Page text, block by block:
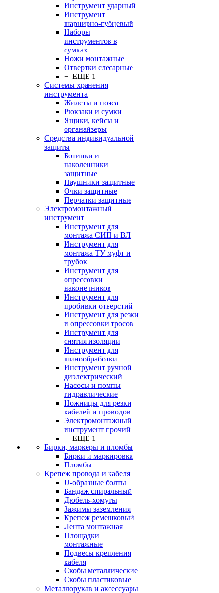
Инструмент ударный
Инструмент
шарнирно-губцевый
Наборы
инструментов в
сумках
Ножи монтажные
Отвертки слесарные
+ ЕЩЕ 1
Системы хранения
инструмента
Жилеты и пояса
Рюкзаки и сумки
Ящики, кейсы и
органайзеры
Средства индивидуальной
защиты
Ботинки и
наколенники
защитные
Наушники защитные
Очки защитные
Перчатки защитные
Электромонтажный
инструмент
Инструмент для
монтажа СИП и ВЛ
Инструмент для
монтажа ТУ муфт и
трубок
Инструмент для
опрессовки
наконечников
Инструмент для
пробивки отверстий
Инструмент для резки
и опрессовки тросов
Инструмент для
снятия изоляции
Инструмент для
шинообработки
Инструмент ручной
диэлектрический
Насосы и помпы
гидравлические
Ножницы для резки
кабелей и проводов
Электромонтажный
инструмент прочий
+ ЕЩЕ 1
Бирки, маркеры и пломбы
Бирки и маркировка
Пломбы
Крепеж провода и кабеля
U-образные болты
Бандаж спиральный
Дюбель-хомуты
Зажимы заземления
Крепеж ремешковый
Лента монтажная
Площадки
монтажные
Подвесы крепления
кабеля
Скобы металлические
Скобы пластиковые
Металлорукав и аксессуары